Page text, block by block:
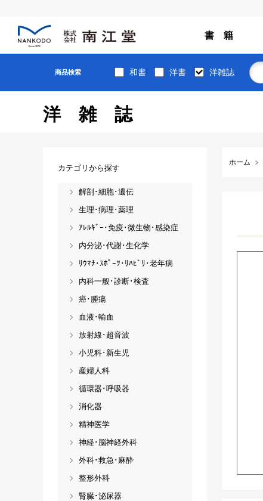
書 籍
商品検索 和書 洋書 洋雑誌
洋雑誌
ホーム
カテゴリから探す
解剖･細胞･遺伝
生理･病理･薬理
ｱﾚﾙｷﾞｰ･免疫･微生物･感染症
内分泌･代謝･生化学
ﾘｳﾏﾁ･ｽﾎﾟｰﾂ･ﾘﾊﾋﾞﾘ･老年病
内科一般･診断･検査
癌･腫瘍
血液･輸血
放射線･超音波
小児科･新生児
産婦人科
循環器･呼吸器
消化器
精神医学
神経･脳神経外科
外科･救急･麻酔
整形外科
腎臓･泌尿器